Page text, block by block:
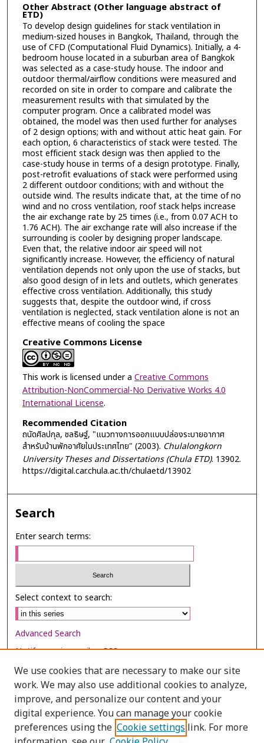
Other Abstract (Other language abstract of
ETD)
To develop design guidelines for stack ventilation in
medium-sized houses in Bangkok, Thailand, through the
use of CFD (Computational Fluid Dynamics). Initially, a 4-
bedroom house located in a suburban area of Bangkok
was selected as a case-study house. The indoor and
outdoor thermal/airflow conditions were measured and
recorded on site in order to compare and calibrate the
measurement results with that simulated by the
computer program. Once a calibrated model was
obtained, the model was then used further for analyses
of 2 design options; with and without attic heat gain. For
each option, 6 characteristics of stack were tested. The
most efficient stack design was then applied to the
case-study house in terms of a design prototype. Finally,
post-retrofit evaluations of stack were performed using
2 different outdoor conditions; with and without the
outside wind. The results indicate that, at the time of no
wind and no cross ventilation, roof stack helps increase
the air exchange rate by 25 times (i.e., from 0.07 ACH to
1.76 ACH). The air exchange rate will also increase if the
surrounding is cooler by designing proper landscape.
Even that, the relative indoor air speed will not
significantly increase. However, the efficiency of natural
ventilation depends not only upon the use of stacks, but
also good design of in lets and outlets, which generates
effective cross ventilation. Additionally, this study
suggests that, despite the outdoor wind, if cross
ventilation is neglected, stack ventilation alone is not an
effective means of cooling the space
Creative Commons License
This work is licensed under a Creative Commons
Attribution-NonCommercial-No Derivative Works 4.0
International License.
Recommended Citation
ถนัดศิลปกุล, ชลธิษฐ์, "แนวทางการออกแบบปล่องระบายอากาศ
สำหรับบ้านพักอาศัยในประเทศไทย" (2003). Chulalongkorn
University Theses and Dissertations (Chula ETD). 13902.
https://digital.car.chula.ac.th/chulaetd/13902
Search
Enter search terms:
Select context to search:
Advanced Search
Notify me via email orRSS
Browse
Collections
Disciplines
Authors
We use cookies that are necessary to make our site
work. We may also use additional cookies to analyze,
improve, and personalize our content and your
digital experience. You can manage your cookie
preferences using the Cookie settings link. For more